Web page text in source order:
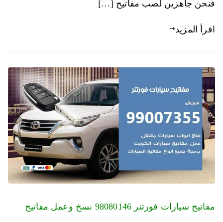
فنحن جاهزين لصب مفاتيح […]
اقرأ المزيد
مفاتيح سيارات فورتنر 98080146‬ نسخ وعمل مفاتيح